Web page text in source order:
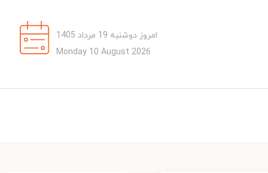
امروز دوشنبه 19 مرداد 1405
Monday 10 August 2026